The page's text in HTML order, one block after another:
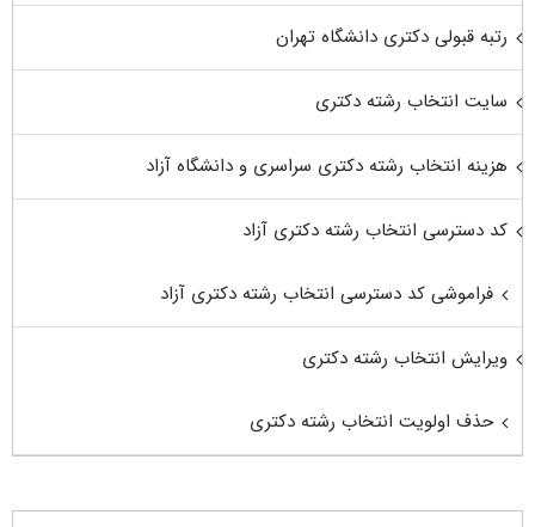
رتبه قبولی دکتری دانشگاه تهران
سایت انتخاب رشته دکتری
هزینه انتخاب رشته دکتری سراسری و دانشگاه آزاد
کد دسترسی انتخاب رشته دکتری آزاد
فراموشی کد دسترسی انتخاب رشته دکتری آزاد
ویرایش انتخاب رشته دکتری
حذف اولویت انتخاب رشته دکتری